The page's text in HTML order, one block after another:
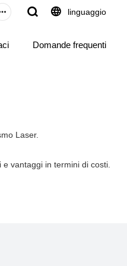
linguaggio
Domande frequenti
Laser.
vantaggi in termini di costi.